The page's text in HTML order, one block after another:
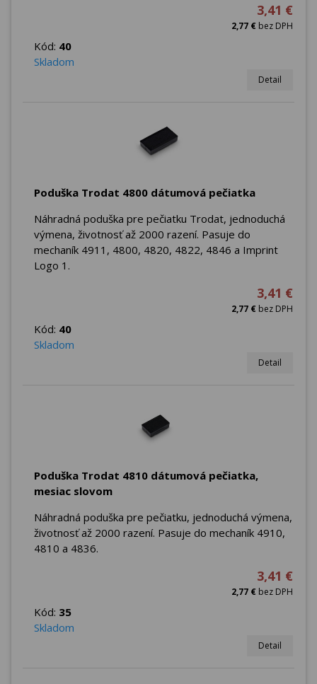
3,41 €
2,77 € bez DPH
Kód: 40
Skladom
Detail
Poduška Trodat 4800 dátumová pečiatka
Náhradná poduška pre pečiatku Trodat, jednoduchá
výmena, životnosť až 2000 razení. Pasuje do
mechaník 4911, 4800, 4820, 4822, 4846 a Imprint
Logo 1.
3,41 €
2,77 € bez DPH
Kód: 40
Skladom
Detail
Poduška Trodat 4810 dátumová pečiatka,
mesiac slovom
Náhradná poduška pre pečiatku, jednoduchá výmena,
životnosť až 2000 razení. Pasuje do mechaník 4910,
4810 a 4836.
3,41 €
2,77 € bez DPH
Kód: 35
Skladom
Detail